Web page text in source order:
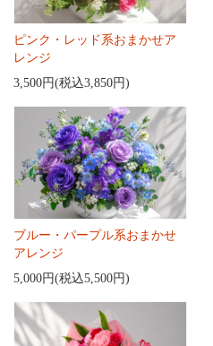
ピンク・レッド系おまかせア
レンジ
3,500円(税込3,850円)
ブルー・パープル系おまかせ
アレンジ
5,000円(税込5,500円)